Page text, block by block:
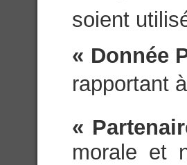
soient
« Donnée
rapportant
«
morale et